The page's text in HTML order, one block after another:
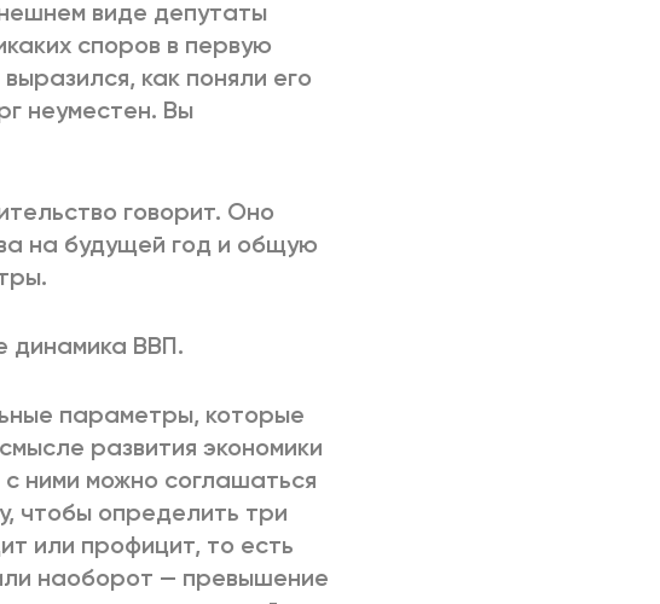
виде депутаты
споров в первую
как поняли его
неуместен. Вы
говорит. Оно
на будущей год и общую
динамика ВВП.
параметры, которые
развития экономики
ними можно соглашаться
чтобы определить три
или профицит, то есть
наоборот — превышение